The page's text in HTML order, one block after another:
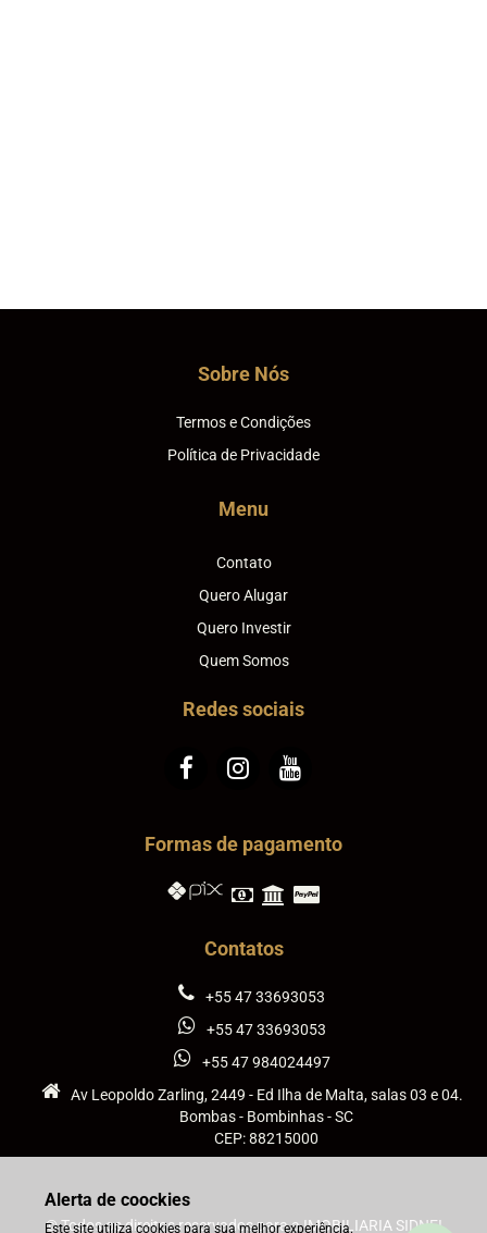
Sobre Nós
Termos e Condições
Política de Privacidade
Menu
Contato
Quero Alugar
Quero Investir
Quem Somos
Redes sociais
Formas de pagamento
Contatos
+55 47 33693053
+55 47 33693053
+55 47 984024497
Av Leopoldo Zarling, 2449 - Ed Ilha de Malta, salas 03 e 04.
Bombas - Bombinhas - SC
CEP: 88215000
© Todos os direitos reservados para a IMOBILIARIA SIDNEI
Alerta de coockies
Este site utiliza cookies para sua melhor experiência.